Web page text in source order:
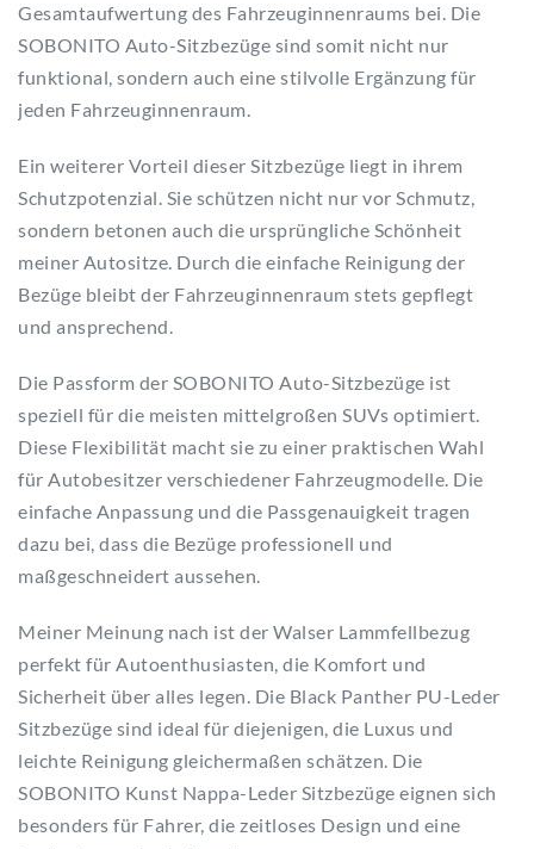
Gesamtaufwertung des Fahrzeuginnenraums bei. Die
SOBONITO Auto-Sitzbezüge sind somit nicht nur
funktional, sondern auch eine stilvolle Ergänzung für
jeden Fahrzeuginnenraum.
Ein weiterer Vorteil dieser Sitzbezüge liegt in ihrem
Schutzpotenzial. Sie schützen nicht nur vor Schmutz,
sondern betonen auch die ursprüngliche Schönheit
meiner Autositze. Durch die einfache Reinigung der
Bezüge bleibt der Fahrzeuginnenraum stets gepflegt
und ansprechend.
Die Passform der SOBONITO Auto-Sitzbezüge ist
speziell für die meisten mittelgroßen SUVs optimiert.
Diese Flexibilität macht sie zu einer praktischen Wahl
für Autobesitzer verschiedener Fahrzeugmodelle. Die
einfache Anpassung und die Passgenauigkeit tragen
dazu bei, dass die Bezüge professionell und
maßgeschneidert aussehen.
Meiner Meinung nach ist der Walser Lammfellbezug
perfekt für Autoenthusiasten, die Komfort und
Sicherheit über alles legen. Die Black Panther PU-Leder
Sitzbezüge sind ideal für diejenigen, die Luxus und
leichte Reinigung gleichermaßen schätzen. Die
SOBONITO Kunst Nappa-Leder Sitzbezüge eignen sich
besonders für Fahrer, die zeitloses Design und eine